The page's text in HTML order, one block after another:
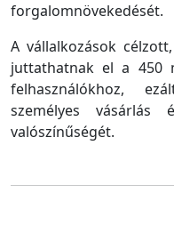
forgalomnövekedését.
A vállalkozások
juttathatnak el a 450
felhasználókhoz,
személyes vásárlás
valószínűségét.